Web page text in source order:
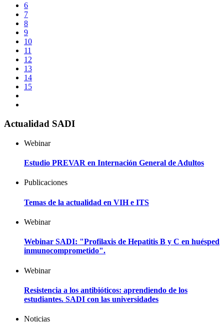
6
7
8
9
10
11
12
13
14
15
Actualidad SADI
Webinar
Estudio PREVAR en Internación General de Adultos
Publicaciones
Temas de la actualidad en VIH e ITS
Webinar
Webinar SADI: "Profilaxis de Hepatitis B y C en huésped
inmunocomprometido".
Webinar
Resistencia a los antibióticos: aprendiendo de los
estudiantes. SADI con las universidades
Noticias